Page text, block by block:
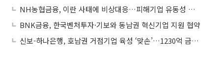
NH농협금융, 이란 사태에 비상대응…피해기업 유동성 지원
BNK금융, 한국벤처투자·기보와 동남권 혁신기업 지원 협약
신보-하나은행, 호남권 거점기업 육성 ‘맞손’…1230억 금융지원